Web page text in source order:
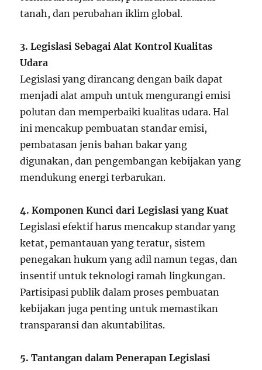
tanah, dan perubahan iklim global.
3. Legislasi Sebagai Alat Kontrol Kualitas
Udara
Legislasi yang dirancang dengan baik dapat
menjadi alat ampuh untuk mengurangi emisi
polutan dan memperbaiki kualitas udara. Hal
ini mencakup pembuatan standar emisi,
pembatasan jenis bahan bakar yang
digunakan, dan pengembangan kebijakan yang
mendukung energi terbarukan.
4. Komponen Kunci dari Legislasi yang Kuat
Legislasi efektif harus mencakup standar yang
ketat, pemantauan yang teratur, sistem
penegakan hukum yang adil namun tegas, dan
insentif untuk teknologi ramah lingkungan.
Partisipasi publik dalam proses pembuatan
kebijakan juga penting untuk memastikan
transparansi dan akuntabilitas.
5. Tantangan dalam Penerapan Legislasi